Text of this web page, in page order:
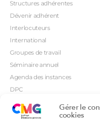
Gérer le
cookies
Structures adhérentes
Dévenir adhérent
Interlocuteurs
International
Groupes de travail
Séminaire annuel
Agenda des instances
DPC
Orientations prioritaires